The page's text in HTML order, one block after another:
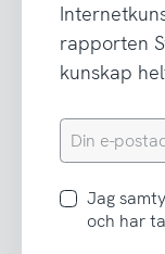
rapporten
kunskap
Din
e-
Jag
samtycker
Jag
och har